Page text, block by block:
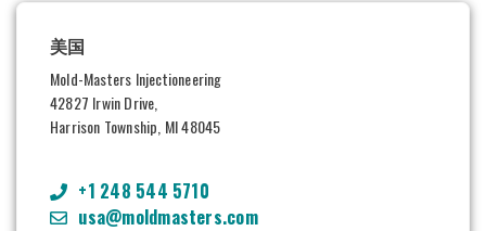
美国
Mold-Masters Injectioneering
42827 Irwin Drive,
Harrison Township, MI 48045
+1 248 544 5710
usa@moldmasters.com